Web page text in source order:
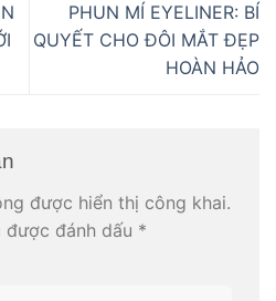
PHUN MÍ EYELINER: BÍ
QUYẾT CHO ĐÔI MẮT ĐẸP
HOÀN HẢO
được hiển thị công khai.
đánh dấu *